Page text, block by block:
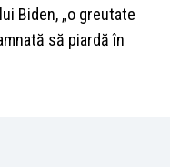
Biden, „o greutate
să piardă în